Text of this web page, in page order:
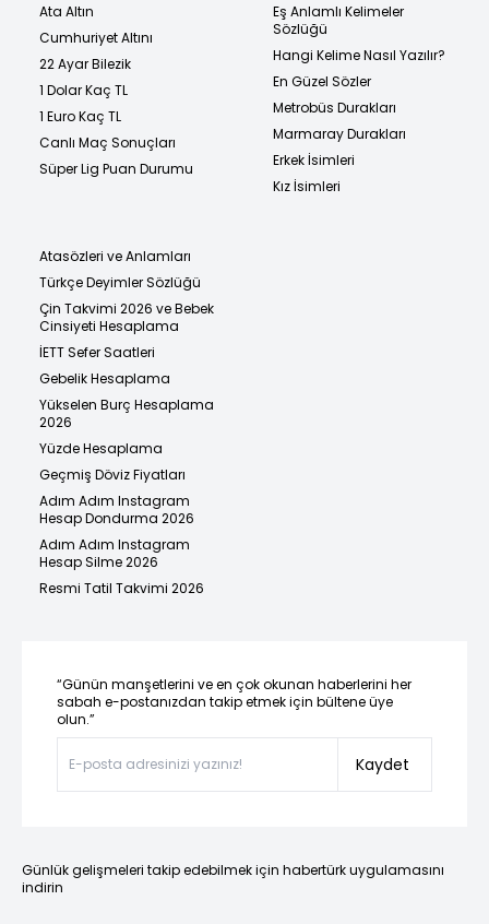
Ata Altın
Cumhuriyet Altını
22 Ayar Bilezik
1 Dolar Kaç TL
1 Euro Kaç TL
Canlı Maç Sonuçları
Süper Lig Puan Durumu
Eş Anlamlı Kelimeler
Sözlüğü
Hangi Kelime Nasıl Yazılır?
En Güzel Sözler
Metrobüs Durakları
Marmaray Durakları
Erkek İsimleri
Kız İsimleri
Atasözleri ve Anlamları
Türkçe Deyimler Sözlüğü
Çin Takvimi 2026 ve Bebek
Cinsiyeti Hesaplama
İETT Sefer Saatleri
Gebelik Hesaplama
Yükselen Burç Hesaplama
2026
Yüzde Hesaplama
Geçmiş Döviz Fiyatları
Adım Adım Instagram
Hesap Dondurma 2026
Adım Adım Instagram
Hesap Silme 2026
Resmi Tatil Takvimi 2026
“Günün manşetlerini ve en çok okunan haberlerini her
sabah e-postanızdan takip etmek için bültene üye
olun.”
Kaydet
Günlük gelişmeleri takip edebilmek için habertürk uygulamasını
indirin